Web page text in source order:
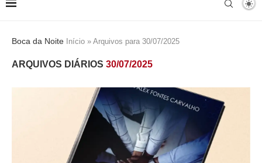
Boca da Noite Início » Arquivos para 30/07/2025
ARQUIVOS DIÁRIOS 30/07/2025